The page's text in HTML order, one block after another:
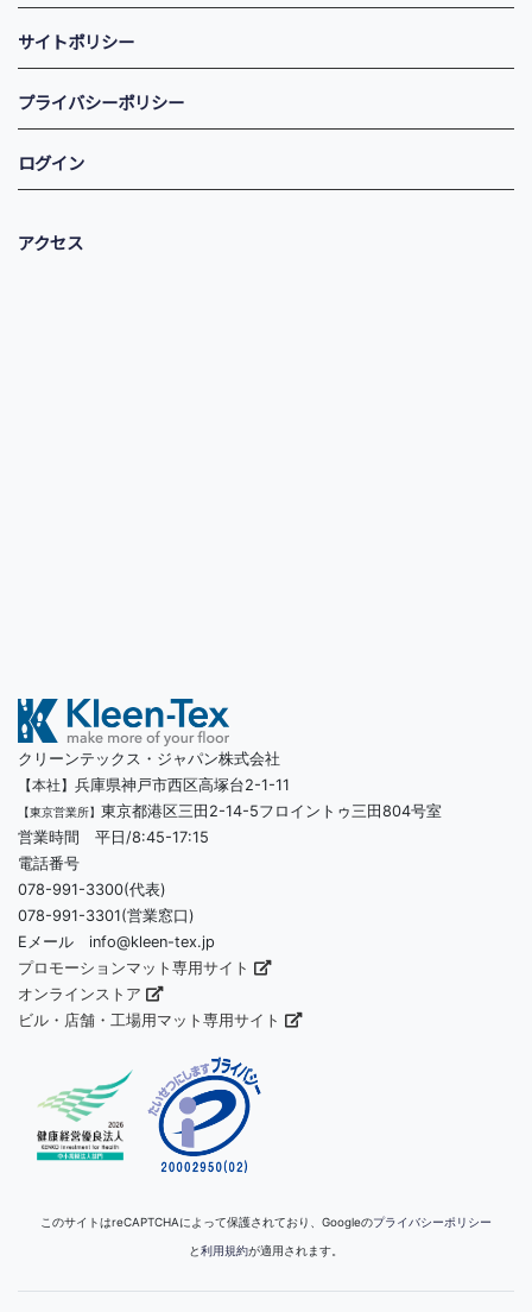
サイトポリシー
プライバシーポリシー
ログイン
アクセス
クリーンテックス・ジャパン株式会社
【本社】 兵庫県神戸市西区高塚台2-1-11
【東京営業所】 東京都港区三田2-14-5フロイントゥ三田804号室
営業時間 平日/8:45-17:15
電話番号
078-991-3300(代表)
078-991-3301(営業窓口)
Eメール info@kleen-tex.jp
プロモーションマット専用サイト
オンラインストア
ビル・店舗・工場用マット専用サイト
このサイトはreCAPTCHAによって保護されており、Googleのプライバシーポリシー
と利用規約が適用されます。